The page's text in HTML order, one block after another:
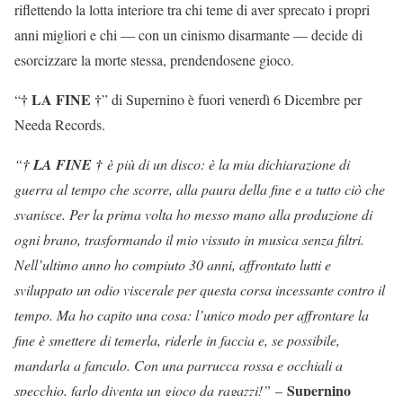
riflettendo la lotta interiore tra chi teme di aver sprecato i propri
anni migliori e chi — con un cinismo disarmante — decide di
esorcizzare la morte stessa, prendendosene gioco.
“† LA FINE †” di Supernino è fuori venerdì 6 Dicembre per
Needa Records.
“† LA FINE † è più di un disco: è la mia dichiarazione di
guerra al tempo che scorre, alla paura della fine e a tutto ciò che
svanisce. Per la prima volta ho messo mano alla produzione di
ogni brano, trasformando il mio vissuto in musica senza filtri.
Nell’ultimo anno ho compiuto 30 anni, affrontato lutti e
sviluppato un odio viscerale per questa corsa incessante contro il
tempo. Ma ho capito una cosa: l’unico modo per affrontare la
fine è smettere di temerla, riderle in faccia e, se possibile,
mandarla a fanculo. Con una parrucca rossa e occhiali a
specchio, farlo diventa un gioco da ragazzi!” – Supernino